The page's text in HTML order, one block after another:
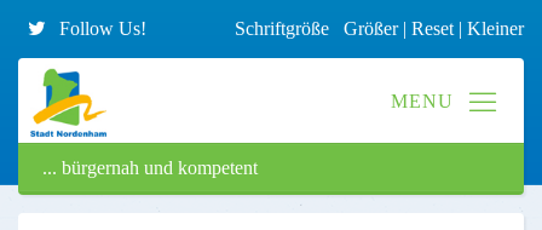
Follow Us! Schriftgröße Größer| Reset | Kleiner
... bürgernah und kompetent